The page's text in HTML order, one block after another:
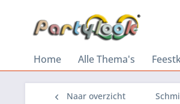
Home Alle Thema's
Naar overzicht